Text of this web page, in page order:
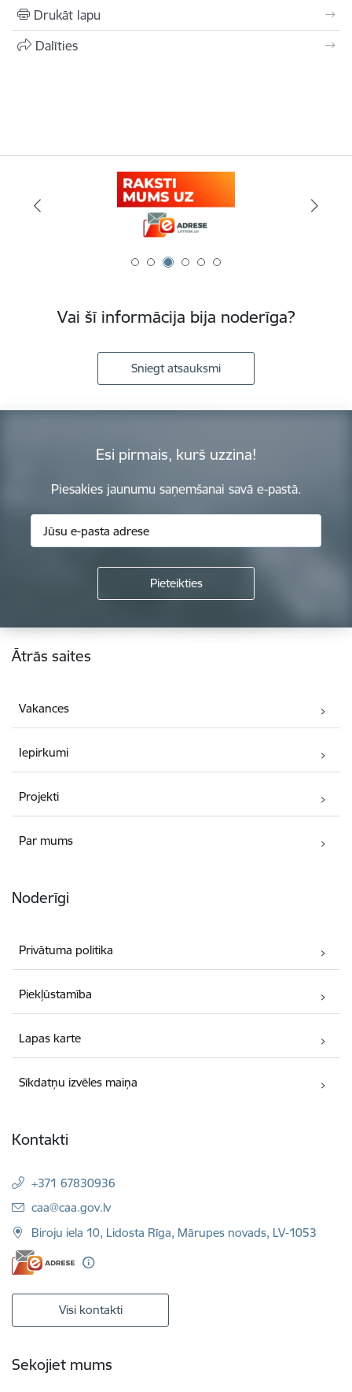
Drukāt lapu
Dalīties
Vai šī informācija bija noderīga?
Sniegt atsauksmi
Esi pirmais, kurš uzzina!
Piesakies jaunumu saņemšanai savā e-pastā.
Kājene
Ātrās saites
Vakances
Iepirkumi
Projekti
Par mums
Noderīgi
Privātuma politika
Piekļūstamība
Lapas karte
Sīkdatņu izvēles maiņa
Kontakti
+371 67830936
E-pasts:
caa@caa.gov.lv
Biroju iela 10, Lidosta Rīga, Mārupes novads, LV-1053
Visi kontakti
Sekojiet mums